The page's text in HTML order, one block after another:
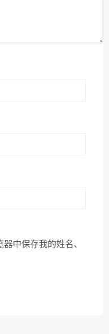
器中保存我的姓名、